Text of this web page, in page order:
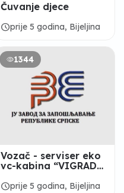
Čuvanje djece
scheduleprije 5 godina, Bijeljina
1344
Vozač - serviser eko
vc-kabina “VIGRAD
scheduleprije 5 godina, Bijeljina